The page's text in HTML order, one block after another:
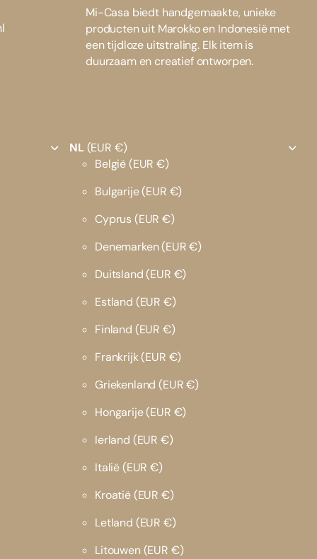
Mi-Casa biedt handgemaakte, unieke
producten uit Marokko en Indonesië met
een tijdloze uitstraling. Elk item is
duurzaam en creatief ontworpen.
NL (EUR €)
België(EUR €)
Bulgarije(EUR €)
Cyprus (EUR €)
Denemarken(EUR €)
Duitsland(EUR €)
Estland (EUR €)
Finland (EUR €)
Frankrijk(EUR €)
Griekenland(EUR €)
Hongarije(EUR €)
Ierland (EUR €)
Italië(EUR €)
Kroatië(EUR €)
Letland (EUR €)
Litouwen(EUR €)